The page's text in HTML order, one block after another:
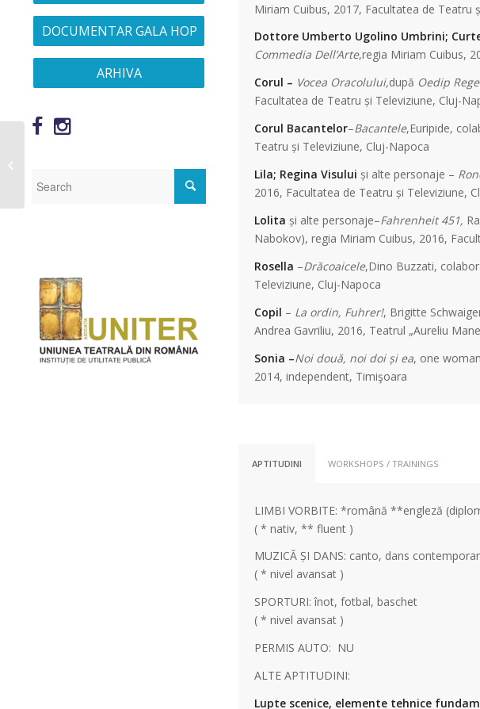
DOCUMENTAR GALA HOP
ARHIVA
Miriam Cuibus, 2017, Facultatea de Teatru
Dottore Umberto Ugolino Umbrini;
Commedia Dell’Arte,regia Miriam Cuibus,
Corul – Vocea Oracolului,după Oedip Rege
Facultatea de Teatru și Televiziune, Cluj-
Corul Bacantelor–Bacantele,Euripide,
Teatru și Televiziune, Cluj-Napoca
Lila; Regina Visului și alte personaje –
2016, Facultatea de Teatru și Televiziune,
Lolita și alte personaje–Fahrenheit 451,
Nabokov), regia Miriam Cuibus, 2016,
Rosella –Drăcoaicele,Dino Buzzati,
Televiziune, Cluj-Napoca
Copil – La ordin, Fuhrer!, Brigitte
Andrea Gavriliu, 2016, Teatrul „Aureliu
Sonia –Noi două, noi doi și ea, one
2014, independent, Timişoara
APTITUDINI WORKSHOPS / TRAININGS
LIMBI VORBITE: *română **engleză
( * nativ, ** fluent )
MUZICĂ ȘI DANS: canto, dans
( * nivel avansat )
SPORTURI: înot, fotbal, baschet
( * nivel avansat )
PERMIS AUTO: NU
ALTE APTITUDINI:
Lupte scenice, elemente tehnice